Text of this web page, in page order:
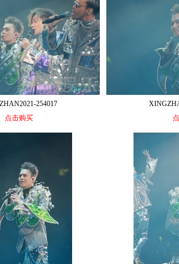
254017
点击购买